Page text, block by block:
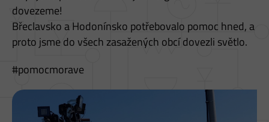
dovezeme!
Břeclavsko a Hodonínsko potřebovalo pomoc hned, a
proto jsme do všech zasažených obcí dovezli světlo.
#pomocmorave